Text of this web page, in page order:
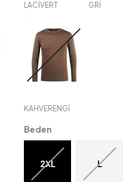
LACİVERT GRİ
KAHVERENGİ
Beden
2XL L